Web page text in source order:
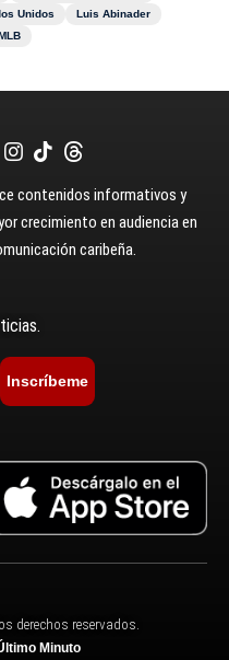
Unidos
Luis Abinader
contenidos informativos y
crecimiento en audiencia en
caribeña.
Inscríbeme
derechos reservados.
Minuto